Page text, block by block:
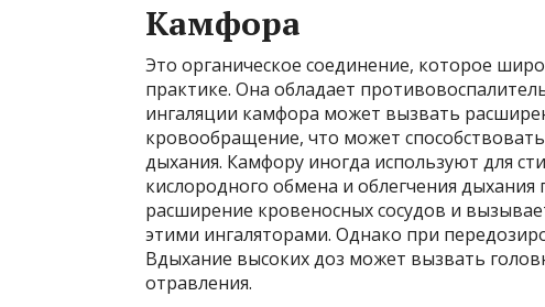
Камфора
Это органическое соединение, которое
практике. Она обладает
ингаляции камфора может вызвать
кровообращение, что может
дыхания. Камфору иногда используют для
кислородного обмена и облегчения
расширение кровеносных сосудов и
этими ингаляторами. Однако при
Вдыхание высоких доз может вызвать
отравления.